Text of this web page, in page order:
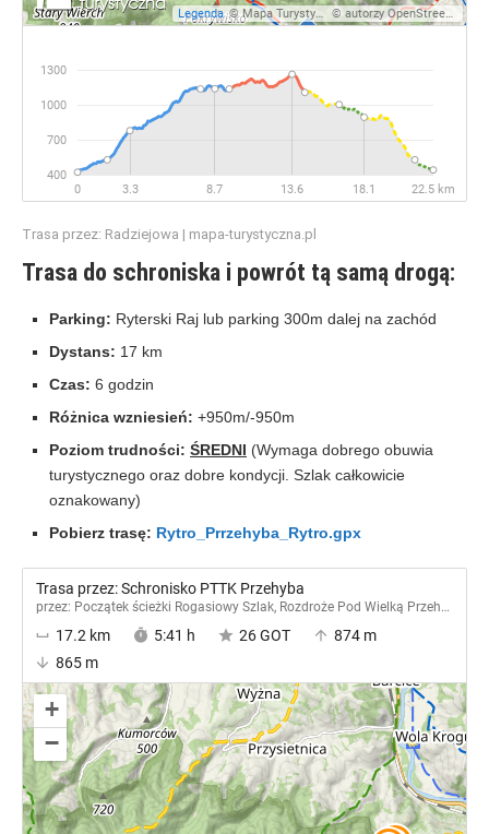
Trasa przez: Radziejowa | mapa-turystyczna.pl
Trasa do schroniska i powrót tą samą drogą:
Parking: Ryterski Raj lub parking 300m dalej na zachód
Dystans: 17 km
Czas: 6 godzin
Różnica wzniesień: +950m/-950m
Poziom trudności: ŚREDNI (Wymaga dobrego obuwia
turystycznego oraz dobre kondycji. Szlak całkowicie
oznakowany)
Pobierz trasę: Rytro_Prrzehyba_Rytro.gpx